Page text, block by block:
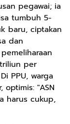
pegawai; ia
tumbuh 5-
baru, ciptakan
dan
per
PPU, warga
"ASN
harus cukup,